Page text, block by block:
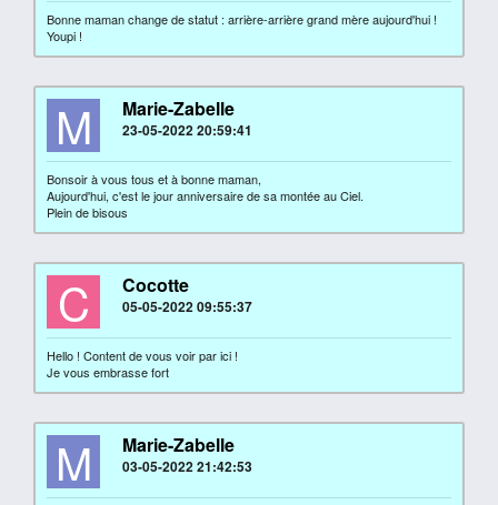
Bonne maman change de statut : arrière-arrière grand mère aujourd'hui !
Youpi !
M Marie-Zabelle
23-05-2022 20:59:41
Bonsoir à vous tous et à bonne maman,
Aujourd'hui, c'est le jour anniversaire de sa montée au Ciel.
Plein de bisous
C Cocotte
05-05-2022 09:55:37
Hello ! Content de vous voir par ici !
Je vous embrasse fort
M Marie-Zabelle
03-05-2022 21:42:53